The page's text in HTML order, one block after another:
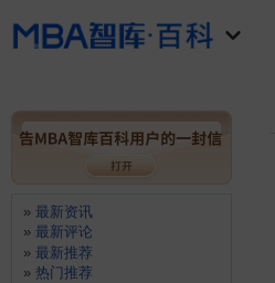
最新资讯
最新评论
最新推荐
热门推荐